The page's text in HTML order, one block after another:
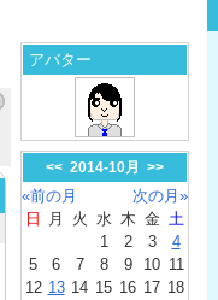
アバター
<< 2014-10月 >>
«前の月
次の月»
日
月 火 水 木 金 土
1
2 3
4
5
6 7 8 9 10 11
12 13 14 15 16 17 18